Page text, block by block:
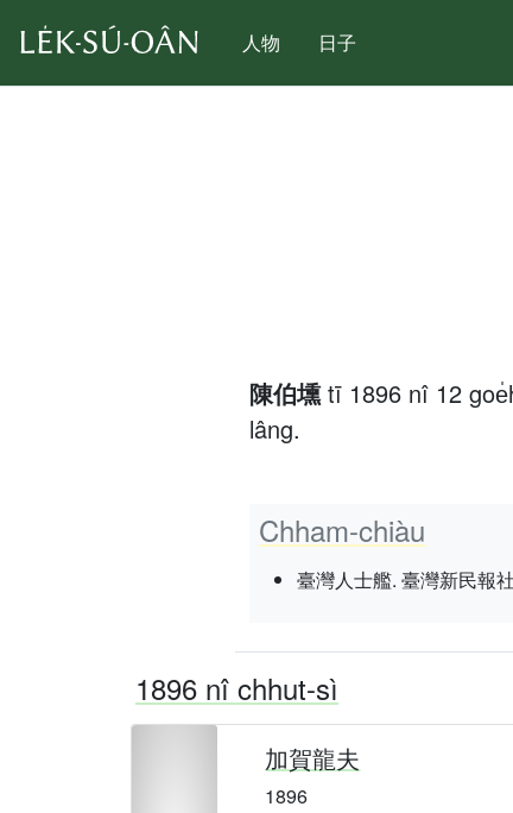
人物 日子
陳伯壎tī 1896 nî 12
lâng.
Chham-chiàu
臺灣人士艦. 臺灣新民報
1896 nî chhut-sì
加賀龍夫
1896